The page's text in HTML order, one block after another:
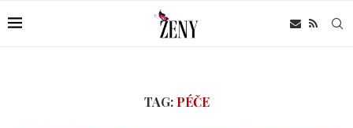
TAG: PÉČE